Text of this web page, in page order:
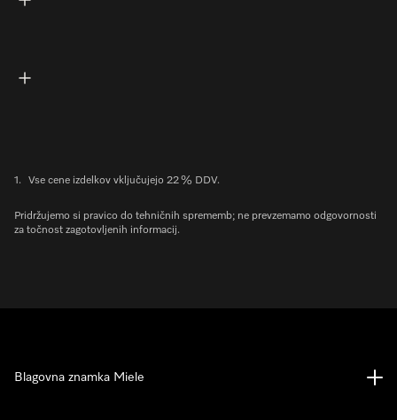
1. Vse cene izdelkov vključujejo 22 % DDV.
Pridržujemo si pravico do tehničnih sprememb; ne prevzemamo odgovornosti
za točnost zagotovljenih informacij.
Blagovna znamka Miele